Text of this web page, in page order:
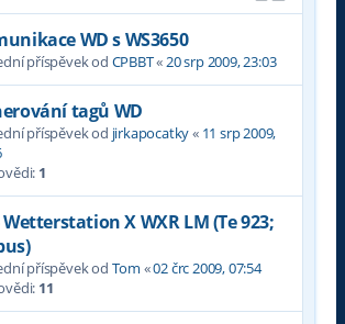
WD s WS3650
příspěvek od CPBBT«20 srp 2009, 23:03
tagů WD
příspěvek od jirkapocatky« 11 srp 2009,
1
Wetterstation X WXR LM (Te 923;
příspěvek od Tom «02 črc 2009, 07:54
11